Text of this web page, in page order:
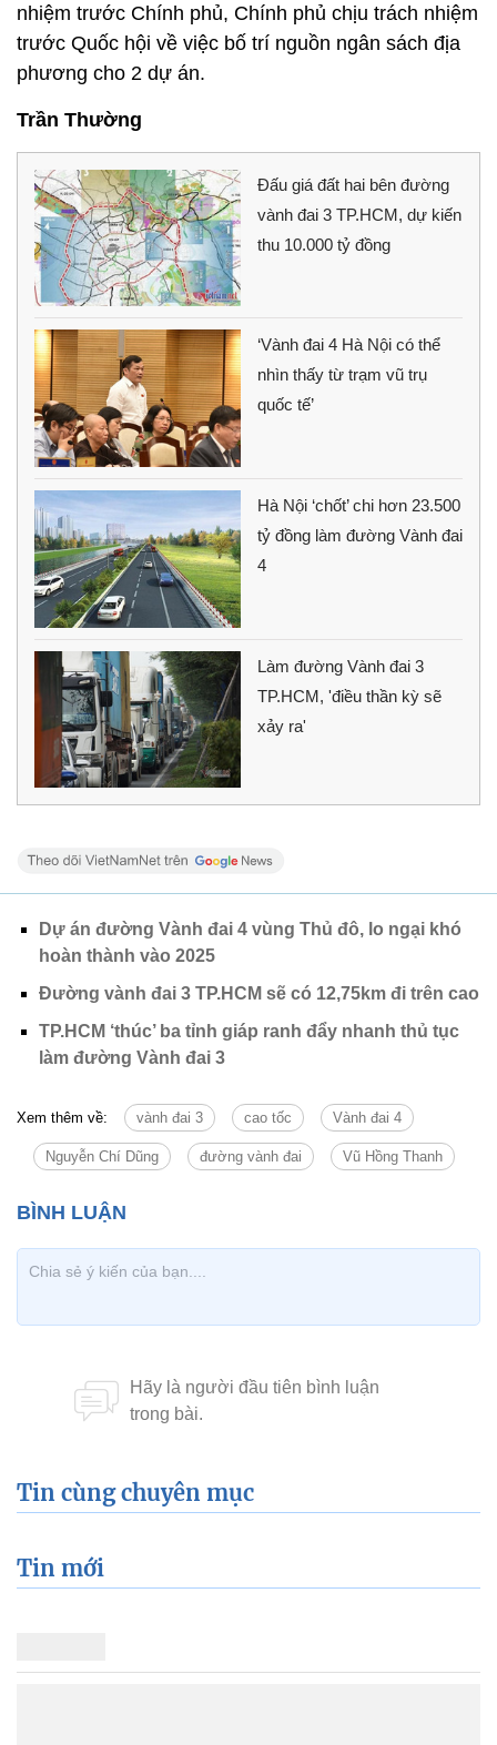
nhiệm trước Chính phủ, Chính phủ chịu trách nhiệm
trước Quốc hội về việc bố trí nguồn ngân sách địa
phương cho 2 dự án.
Trần Thường
Đấu giá đất hai bên đường
vành đai 3 TP.HCM, dự kiến
thu 10.000 tỷ đồng
‘Vành đai 4 Hà Nội có thể
nhìn thấy từ trạm vũ trụ
quốc tế’
Hà Nội ‘chốt’ chi hơn 23.500
tỷ đồng làm đường Vành đai
4
Làm đường Vành đai 3
TP.HCM, 'điều thần kỳ sẽ
xảy ra'
Dự án đường Vành đai 4 vùng Thủ đô, lo ngại khó
hoàn thành vào 2025
Đường vành đai 3 TP.HCM sẽ có 12,75km đi trên cao
TP.HCM ‘thúc’ ba tỉnh giáp ranh đẩy nhanh thủ tục
làm đường Vành đai 3
Xem thêm về: vành đai 3 cao tốc Vành đai 4
Nguyễn Chí Dũng đường vành đai Vũ Hồng Thanh
Tin cùng chuyên mục
Tin mới